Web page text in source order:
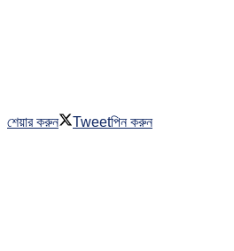
শেয়ার করুন Tweetপিন করুন